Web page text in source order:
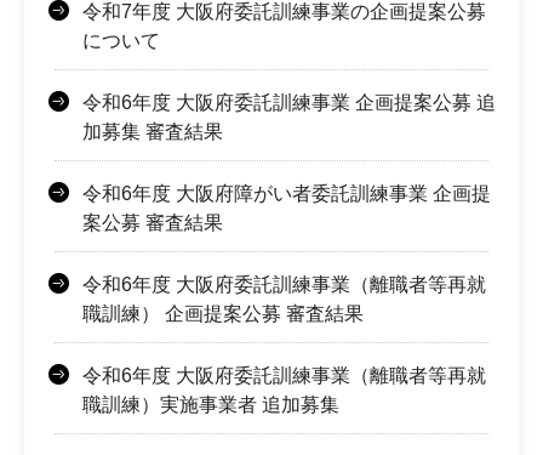
令和7年度 大阪府委託訓練事業の企画提案公募
について
令和6年度 大阪府委託訓練事業 企画提案公募 追
加募集 審査結果
令和6年度 大阪府障がい者委託訓練事業 企画提
案公募 審査結果
令和6年度 大阪府委託訓練事業（離職者等再就
職訓練） 企画提案公募 審査結果
令和6年度 大阪府委託訓練事業（離職者等再就
職訓練）実施事業者 追加募集